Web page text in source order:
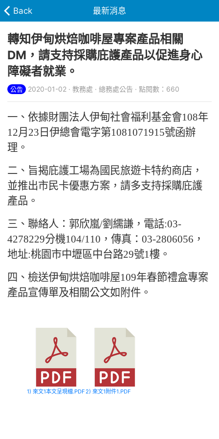
Back 最新消息
轉知伊甸烘焙咖啡屋專案產品相關
DM，請支持採購庇護產品以促進身心
障礙者就業。
公告 2020-01-02 · 教務處 · 總務處公告 · 點閱數：660
一、依據財團法人伊甸社會福利基金會108年
12月23日伊總會電字第1081071915號函辦
理。
二、旨揭庇護工場為國民旅遊卡特約商店，
並推出市民卡優惠方案，請多支持採購庇護
產品。
三、聯絡人：郭欣嵐/劉繻謙，電話:03-
4278229分機104/110， 傳真：03-2806056，
地址:桃園市中壢區中台路29號1樓。
四、 檢送伊甸烘焙咖啡屋109年春節禮盒專案
產品宣傳單及相關公文如附件。
1) 來文1本文呈現檔.PDF2) 來文1附件1.PDF